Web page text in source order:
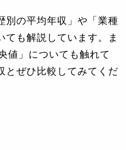
別の平均年収」や「業種
ても解説しています。ま
値」についても触れて
とぜひ比較してみてくだ